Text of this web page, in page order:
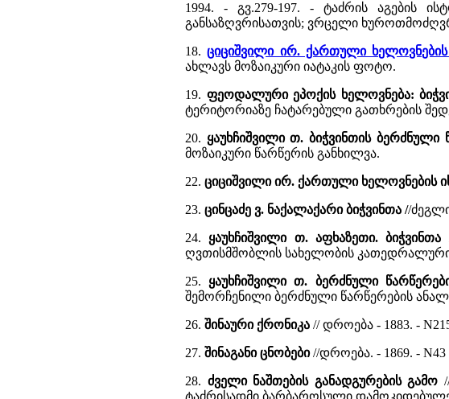
1994. - გვ.279-197. - ტაძრის აგების
განსაზღვრისათვის; ვრცელი
18.ციციშვილი ირ. ქართული
ახლავს მოზაიკური იატაკის ფოტო.
19. ფეოდალური ეპოქის ხელოვნება:
ტერიტორიაზე ჩატარებული გათხრების
20. ყაუხჩიშვილი თ. ბიჭვინთის ბერძნული
მოზაიკური წარწერის განხილვა.
22. ციციშვილი ირ. ქართული ხელოვნების
23. ცინცაძე ვ. ნაქალაქარი ბიჭვინთა //
24. ყაუხჩიშვილი თ. აფხაზეთი.
ღვთისმშობლის სახელობის კათედრალური
25. ყაუხჩიშვილი თ. ბერძნული
შემორჩენილი ბერძნული წარწერების
26. შინაური ქრონიკა // დროება - 1883. -
27. შინაგანი ცნობები//დროება. - 1869. - N43
28. ძველი ნაშთების განადგურების გამო
ტაძრისადმი ბარბაროსული